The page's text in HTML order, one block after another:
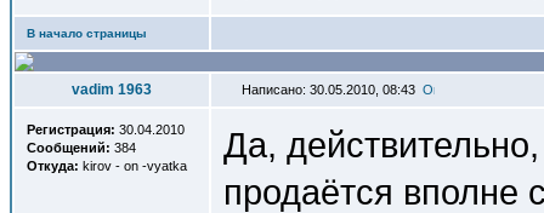
В начало страницы
vadim 1963 Написано: 30.05.2010, 08:43
Регистрация: 30.04.2010
Сообщений: 384
Откуда: kirov - on -vyatka
Да,
продаётся вполне